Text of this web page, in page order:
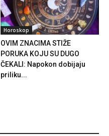
Horoskop
OVIM ZNACIMA STIŽE
PORUKA KOJU SU DUGO
ČEKALI: Napokon dobijaju
priliku...